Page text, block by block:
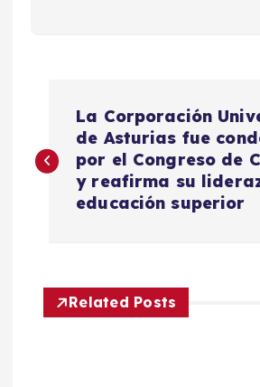
a
v
g
a
La Corporación
de Asturias fue
por el Congreso de
y reafirma su
educación superior
Related Posts